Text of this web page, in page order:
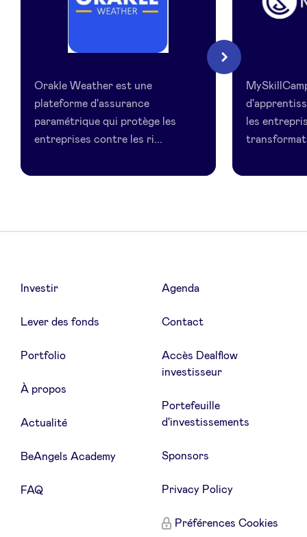
Orakle Weather est une
plateforme d'assurance
paramétrique qui protège les
entreprises contre les ri...
les
Suivant
Investir
Lever des fonds
Portfolio
À propos
Actualité
BeAngels Academy
FAQ
Agenda
Contact
Accès Dealflow
investisseur
Portefeuille
d'investissements
Sponsors
Privacy Policy
Préférences Cookies